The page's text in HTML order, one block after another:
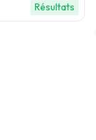
Résultats